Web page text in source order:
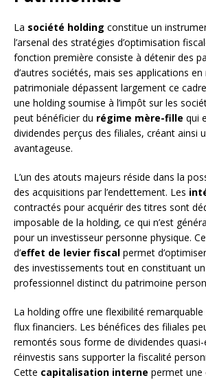
La société holding constitue un
l’arsenal des stratégies d’optimisation
fonction première consiste à détenir des
d’autres sociétés, mais ses applications
patrimoniale dépassent largement ce
une holding soumise à l’impôt sur les
peut bénéficier du régime mère-fille qui
dividendes perçus des filiales, créant ainsi
avantageuse.
L’un des atouts majeurs réside dans la
des acquisitions par l’endettement. Les
contractés pour acquérir des titres sont
imposable de la holding, ce qui n’est
pour un investisseur personne physique.
d’effet de levier fiscal permet
des investissements tout en constituant
professionnel distinct du patrimoine
La holding offre une flexibilité
flux financiers. Les bénéfices des filiales
remontés sous forme de dividendes
réinvestis sans supporter la fiscalité
Cette capitalisation interne permet une